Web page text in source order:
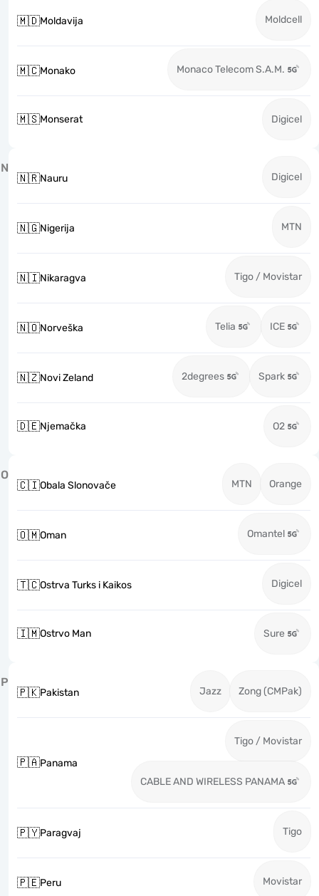
🇲🇩Moldavija Moldcell
🇲🇨Monako Monaco Telecom S.A.M.
🇲🇸Monserat Digicel
N
🇳🇷Nauru Digicel
🇳🇬Nigerija MTN
🇳🇮Nikaragva Tigo / Movistar
🇳🇴Norveška Telia ICE
🇳🇿Novi Zeland 2degrees Spark
🇩🇪Njemačka O2
O
🇨🇮Obala Slonovače MTN Orange
🇴🇲Oman Omantel
🇹🇨Ostrva Turks i Kaikos Digicel
🇮🇲Ostrvo Man Sure
P
🇵🇰Pakistan Jazz Zong (CMPak)
🇵🇦Panama
Tigo / Movistar
CABLE AND WIRELESS PANAMA
🇵🇾Paragvaj Tigo
🇵🇪Peru Movistar